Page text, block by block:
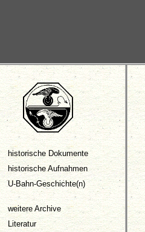
historische Dokumente
historische Aufnahmen
U-Bahn-Geschichte(n)
weitere Archive
Literatur